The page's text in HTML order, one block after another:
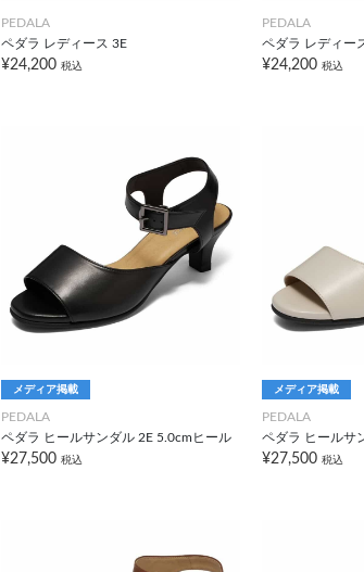
PEDALA
ペダラ レディース 3E
¥24,200 税込
PEDALA
ペダラ レディー
¥24,200 税込
メディア掲載
PEDALA
ペダラ ヒールサンダル 2E 5.0cmヒール
¥27,500 税込
メディア掲載
PEDALA
ペダラ ヒールサ
¥27,500 税込